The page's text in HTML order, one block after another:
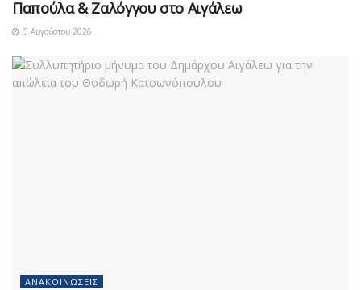
Παπούλα & Ζαλόγγου στο Αιγάλεω
5 Αυγούστου 2026
ΑΝΑΚΟΙΝΏΣΕΙΣ